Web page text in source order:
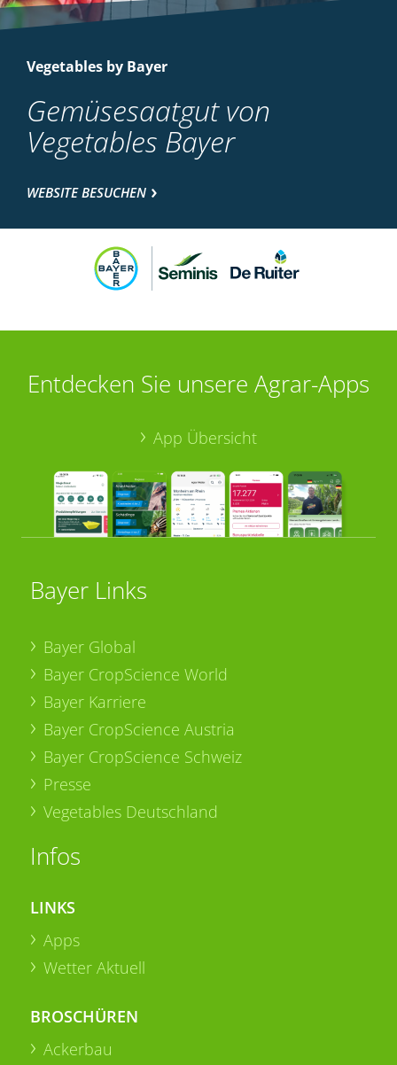
Vegetables by Bayer
Gemüsesaatgut von
Vegetables Bayer
WEBSITE BESUCHEN
Entdecken Sie unsere Agrar-Apps
App Übersicht
Bayer Links
Bayer Global
Bayer CropScience World
Bayer Karriere
Bayer CropScience Austria
Bayer CropScience Schweiz
Presse
Vegetables Deutschland
Infos
LINKS
Apps
Wetter Aktuell
BROSCHÜREN
Ackerbau